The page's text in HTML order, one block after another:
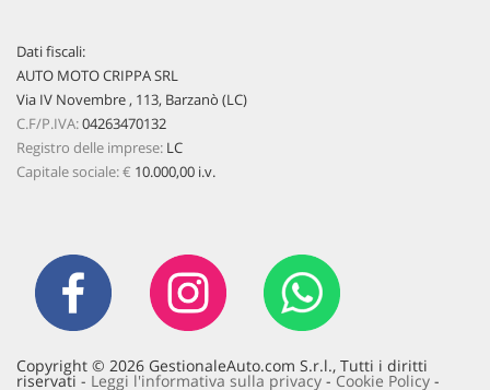
Dati fiscali:
AUTO MOTO CRIPPA SRL
Via IV Novembre , 113, Barzanò (LC)
C.F/P.IVA:04263470132
Registro delle imprese: LC
Capitale sociale: € 10.000,00 i.v.
Copyright © 2026 GestionaleAuto.com S.r.l., Tutti i diritti
riservati - Leggi l'informativa sulla privacy -Cookie Policy -